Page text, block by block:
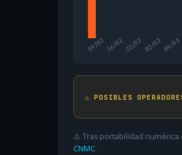
09/0216/0223/02 02/03 09/03
⚠️ POSIBLES
⚠️ Tras portabilidad numérica
CNMC.